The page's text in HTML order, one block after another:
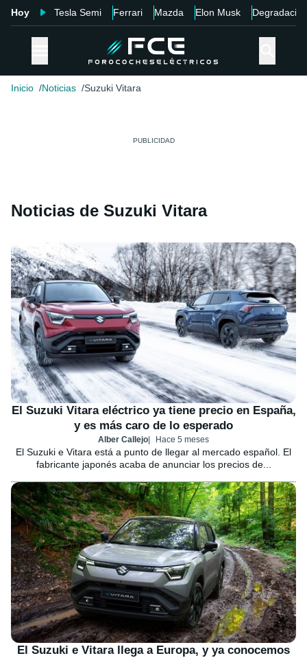
Hoy Tesla Semi Ferrari Mazda Elon Musk Degradación
Inicio Noticias Suzuki Vitara
Noticias de Suzuki Vitara
El Suzuki Vitara eléctrico ya tiene precio en España,
y es más caro de lo esperado
Alber Callejo Hace 5 meses
El Suzuki e Vitara está a punto de llegar al mercado español. El
fabricante japonés acaba de anunciar los precios de...
El Suzuki e Vitara llega a Europa, y ya conocemos